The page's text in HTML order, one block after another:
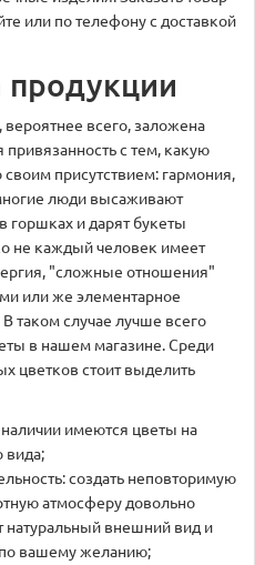
или по телефону с доставкой
всего, заложена
привязанность с тем, какую
присутствием: гармония,
люди высаживают
горшках и дарят букеты
не каждый человек имеет
"сложные отношения"
или же элементарное
таком случае лучше всего
в нашем магазине. Среди
цветков стоит выделить
имеются цветы на
вида;
создать неповторимую
атмосферу довольно
натуральный внешний вид и
вашему желанию;